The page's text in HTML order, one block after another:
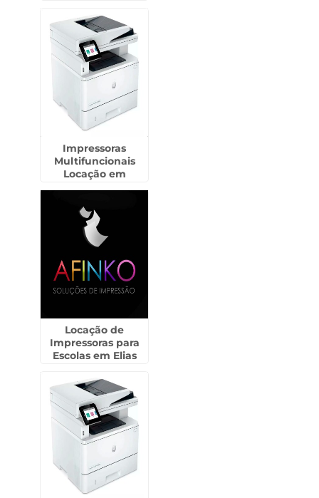
Impressoras
Multifuncionais
Locação em
Locação de
Impressoras para
Escolas em Elias